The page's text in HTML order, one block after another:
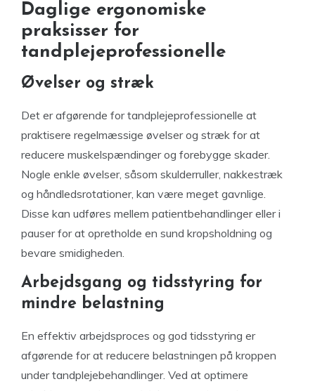
Daglige ergonomiske
praksisser for
tandplejeprofessionelle
Øvelser og stræk
Det er afgørende for tandplejeprofessionelle at
praktisere regelmæssige øvelser og stræk for at
reducere muskelspændinger og forebygge skader.
Nogle enkle øvelser, såsom skulderruller, nakkestræk
og håndledsrotationer, kan være meget gavnlige.
Disse kan udføres mellem patientbehandlinger eller i
pauser for at opretholde en sund kropsholdning og
bevare smidigheden.
Arbejdsgang og tidsstyring for
mindre belastning
En effektiv arbejdsproces og god tidsstyring er
afgørende for at reducere belastningen på kroppen
under tandplejebehandlinger. Ved at optimere